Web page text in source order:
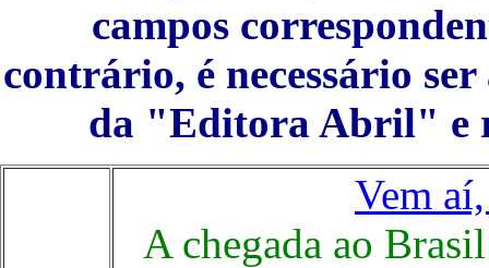
campos
contrário, é necessário
da "Editora Abril" e
Vem
A chegada ao